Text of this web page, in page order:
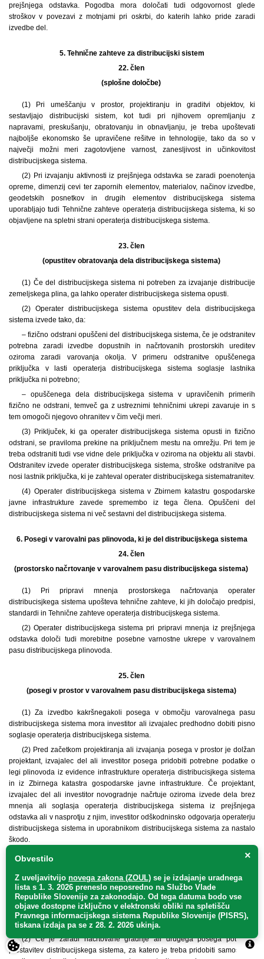
prejšnjega odstavka. Pogodba mora določati tudi odgovornost glede
stroškov v povezavi z motnjami pri oskrbi, do katerih lahko pride zaradi
izvedbe del.
5. Tehnične zahteve za distribucijski sistem
22. člen
(splošne določbe)
(1) Pri umeščanju v prostor, projektiranju in graditvi objektov, ki
sestavljajo distribucijski sistem, kot tudi pri njihovem opremljanju z
napravami, preskušanju, obratovanju in obnavljanju, je treba upoštevati
najboljše ekonomsko še upravičene rešitve in tehnologije, tako da so v
največji možni meri zagotovljene varnost, zanesljivost in učinkovitost
distribucijskega sistema.
(2) Pri izvajanju aktivnosti iz prejšnjega odstavka se zaradi poenotenja
opreme, dimenzij cevi ter zapornih elementov, materialov, načinov izvedbe,
geodetskih posnetkov in drugih elementov distribucijskega sistema
uporabljajo tudi Tehnične zahteve operaterja distribucijskega sistema, ki so
objavljene na spletni strani operaterja distribucijskega sistema.
23. člen
(opustitev obratovanja dela distribucijskega sistema)
(1) Če del distribucijskega sistema ni potreben za izvajanje distribucije
zemeljskega plina, ga lahko operater distribucijskega sistema opusti.
(2) Operater distribucijskega sistema opustitev dela distribucijskega
sistema izvede tako, da:
– fizično odstrani opuščeni del distribucijskega sistema, če je odstranitev
potrebna zaradi izvedbe dopustnih in načrtovanih prostorskih ureditev
oziroma zaradi varovanja okolja. V primeru odstranitve opuščenega
priključka v lasti operaterja distribucijskega sistema soglasje lastnika
priključka ni potrebno;
– opuščenega dela distribucijskega sistema v upravičenih primerih
fizično ne odstrani, temveč ga z ustreznimi tehničnimi ukrepi zavaruje in s
tem omogoči njegovo ohranitev v čim večji meri.
(3) Priključek, ki ga operater distribucijskega sistema opusti in fizično
odstrani, se praviloma prekine na priključnem mestu na omrežju. Pri tem je
treba odstraniti tudi vse vidne dele priključka v oziroma na objektu ali stavbi.
Odstranitev izvede operater distribucijskega sistema, stroške odstranitve pa
nosi lastnik priključka, ki je zahteval operater distribucijskega sistematranitev.
(4) Operater distribucijskega sistema v Zbirnem katastru gospodarske
javne infrastrukture zavede spremembo iz tega člena. Opuščeni del
distribucijskega sistema ni več sestavni del distribucijskega sistema.
6. Posegi v varovalni pas plinovoda, ki je del distribucijskega sistema
24. člen
(prostorsko načrtovanje v varovalnem pasu distribucijskega sistema)
(1) Pri pripravi mnenja prostorskega načrtovanja operater
distribucisjkega sistema upošteva tehnične zahteve, ki jih določajo predpisi,
standardi in Tehnične zahteve operaterja distribucijskega sistema.
(2) Operater distribucijskega sistema pri pripravi mnenja iz prejšnjega
odstavka določi tudi morebitne posebne varnostne ukrepe v varovalnem
pasu distribucijskega plinovoda.
25. člen
(posegi v prostor v varovalnem pasu distribucijskega sistema)
(1) Za izvedbo kakršnegakoli posega v območju varovalnega pasu
distribucijskega sistema mora investitor ali izvajalec predhodno dobiti pisno
soglasje operaterja distribucijskega sistema.
(2) Pred začetkom projektiranja ali izvajanja posega v prostor je dolžan
projektant, izvajalec del ali investitor posega pridobiti potrebne podatke o
legi plinovoda iz evidence infrastrukture operaterja distribucisjkega sistema
in iz Zbirnega katastra gospodarske javne infrastrukture. Če projektant,
izvajalec del ali investitor novogradnje načrtuje oziroma izvede dela brez
mnenja ali soglasja operaterja distribucijskega sistema iz prejšnjega
odstavka ali v nasprotju z njim, investitor odškodninsko odgovarja operaterju
distribucijskega sistema in uporabnikom distribucijskega sistema za nastalo
škodo.
(prestavitev dela distribucijskega sistema)
(1) Prestavitev distribucijskega sistema je prestavitev distribucijskega
plinovoda oziroma objekta, ki sestavlja distribucijski sistem skupaj s
sistemom povezanih naprav.
(2) Če je zaradi načrtovane gradnje ali drugega posega potrebna
prestavitev distribucijskega sistema, za katero je treba pridobiti samostojno
×
Obvestilo
Z uveljavitvijo novega zakona (ZOUL) se je izdajanje uradnega
lista s 1. 3. 2026 preneslo neposredno na Službo Vlade
Republike Slovenije za zakonodajo. Od tega datuma bodo vse
objave dostopne izključno v elektronski obliki na spletišču
Pravnega informacijskega sistema Republike Slovenije (PISRS),
tiskana izdaja pa se z 28. 2. 2026 ukinja.